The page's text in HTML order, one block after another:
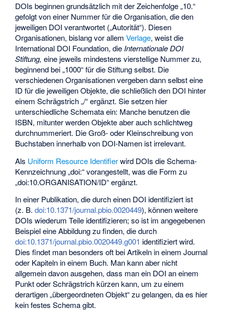
DOIs beginnen grundsätzlich mit der Zeichenfolge „10.“
gefolgt von einer Nummer für die Organisation, die den
jeweiligen DOI verantwortet („Autorität“). Diesen
Organisationen, bislang vor allemVerlage, weist die
International DOI Foundation, die Internationale DOI
Stiftung, eine jeweils mindestens vierstellige Nummer zu,
beginnend bei „1000“ für die Stiftung selbst. Die
verschiedenen Organisationen vergeben dann selbst eine
ID für die jeweiligen Objekte, die schließlich den DOI hinter
einem Schrägstrich „/“ ergänzt. Sie setzen hier
unterschiedliche Schemata ein: Manche benutzen die
ISBN, mitunter werden Objekte aber auch schlichtweg
durchnummeriert. Die Groß- oder Kleinschreibung von
Buchstaben innerhalb von DOI-Namen ist irrelevant.
Als Uniform Resource Identifierwird DOIs die Schema-
Kennzeichnung „doi:“ vorangestellt, was die Form zu
„doi:10.ORGANISATION/ID“ ergänzt.
In einer Publikation, die durch einen DOI identifiziert ist
(z. B.doi:10.1371/journal.pbio.0020449), können weitere
DOIs wiederum Teile identifizieren; so ist im angegebenen
Beispiel eine Abbildung zu finden, die durch
doi:10.1371/journal.pbio.0020449.g001 identifiziert wird.
Dies findet man besonders oft bei Artikeln in einem Journal
oder Kapiteln in einem Buch. Man kann aber nicht
allgemein davon ausgehen, dass man ein DOI an einem
Punkt oder Schrägstrich kürzen kann, um zu einem
derartigen „übergeordneten Objekt“ zu gelangen, da es hier
kein festes Schema gibt.